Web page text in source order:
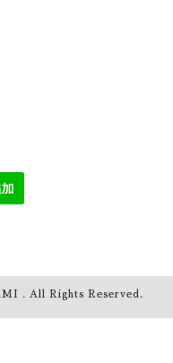
. All Rights Reserved.